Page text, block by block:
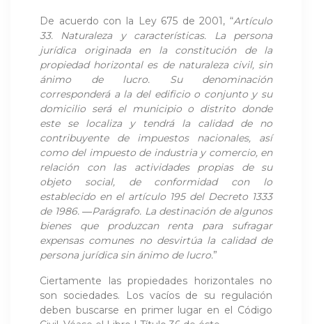
De acuerdo con la Ley 675 de 2001, “Artículo
33. Naturaleza y características. La persona
jurídica originada en la constitución de la
propiedad horizontal es de naturaleza civil, sin
ánimo de lucro. Su denominación
corresponderá a la del edificio o conjunto y su
domicilio será el municipio o distrito donde
este se localiza y tendrá la calidad de no
contribuyente de impuestos nacionales, así
como del impuesto de industria y comercio, en
relación con las actividades propias de su
objeto social, de conformidad con lo
establecido en el artículo 195 del Decreto 1333
de 1986. ―Parágrafo. La destinación de algunos
bienes que produzcan renta para sufragar
expensas comunes no desvirtúa la calidad de
persona jurídica sin ánimo de lucro.”
Ciertamente las propiedades horizontales no
son sociedades. Los vacíos de su regulación
deben buscarse en primer lugar en el Código